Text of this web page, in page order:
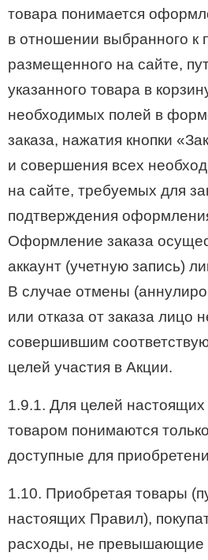
товара понимается
в отношении выбранного к
размещенного на сайте,
указанного товара в
необходимых полей в
заказа, нажатия кнопки
и совершения всех
на сайте, требуемых для
подтверждения
Оформление заказа
аккаунт (учетную запись)
В случае отмены
или отказа от заказа лицо
совершившим
целей участия в Акции.
1.9.1. Для целей
товаром понимаются
доступные для
1.10. Приобретая товары
настоящих Правил),
расходы, не превышающие